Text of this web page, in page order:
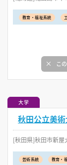
教育・福祉系統
こ
大学
秋田公立美
[秋田県]秋田市新屋
芸術系統 教育・